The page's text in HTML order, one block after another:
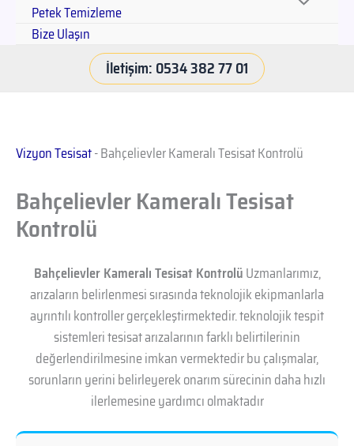
Petek Temizleme
Bize Ulaşın
İletişim: 0534 382 77 01
Vizyon Tesisat-Bahçelievler Kameralı Tesisat Kontrolü
Bahçelievler Kameralı Tesisat
Kontrolü
Bahçelievler Kameralı Tesisat KontrolüUzmanlarımız,
arızaların belirlenmesi sırasında teknolojik ekipmanlarla
ayrıntılı kontroller gerçekleştirmektedir. teknolojik tespit
sistemleri tesisat arızalarının farklı belirtilerinin
değerlendirilmesine imkan vermektedir bu çalışmalar,
sorunların yerini belirleyerek onarım sürecinin daha hızlı
ilerlemesine yardımcı olmaktadır